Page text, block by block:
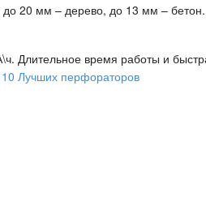
20 мм – дерево, до 13 мм – бетон.
Длительное время работы и